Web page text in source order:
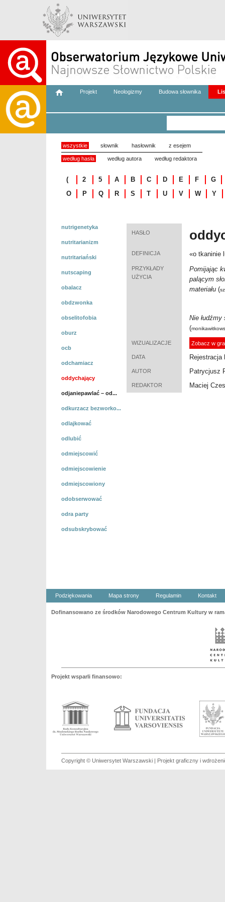
Projekt Neologizmy Budowa słownika
wszystkie słownik hasłownik z esejem
według hasła według autora według redaktora
( 2 5 A B C D E F
G
O
P Q R S T U V W Y
nutrigenetyka
nutritarianizm
nutritariański
nutscaping
obalacz
obdzwonka
obselitofobia
oburz
ocb
odchamiacz
oddychający
odjaniepawlać – od...
odkurzacz bezworko...
odlajkować
odlubić
odmiejscowić
odmiejscowienie
odmiejscowiony
odobserwować
odra party
odsubskrybować
HASŁO
DEFINICJA «o tkaninie
PRZYKŁADY
UŻYCIA
Pomijając
palącym
materiału (
Nie
(
WIZUALIZACJE Zobacz w
DATA Rejestracja
AUTOR Patrycjusz
REDAKTOR Maciej
Podziękowania Mapa strony Regulamin Kontakt
Dofinansowano ze środków Narodowego Centrum Kultury w
Projekt wsparli finansowo:
Copyright © Uniwersytet Warszawski | Projekt graficzny i